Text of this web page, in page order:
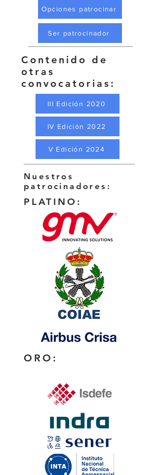
Opciones patrocinar
Ser patrocinador
Contenido de
otras
convocatorias:
III Edición 2020
IV Edición 2022
V Edición 2024
Nuestros
patrocinadores:
PLATINO:
ORO: